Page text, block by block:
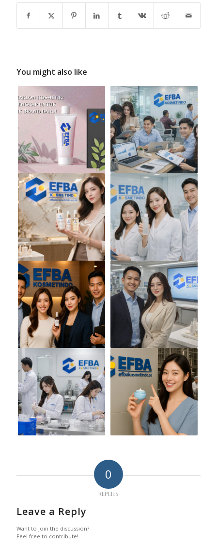
You might also like
0
REPLIES
Leave a Reply
Want to join the discussion?
Feel free to contribute!